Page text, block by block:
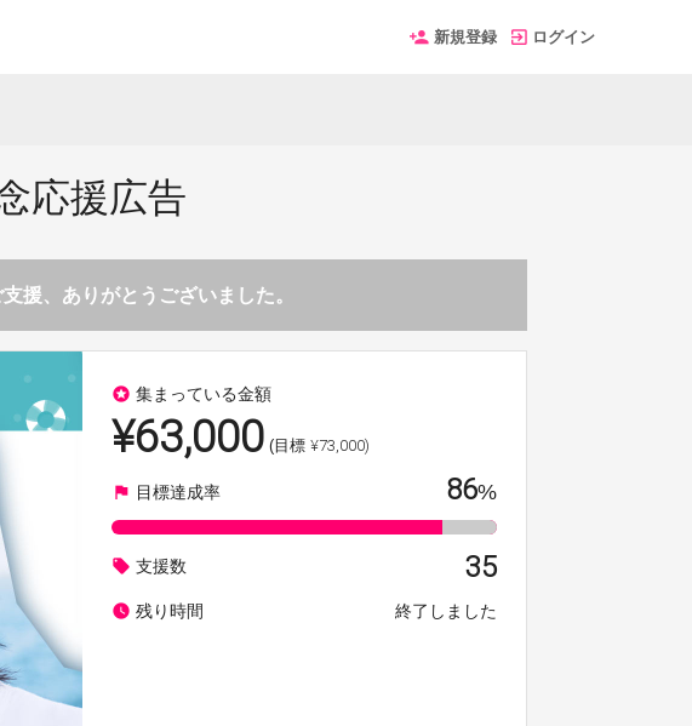
新規登録 ログイン
応援広告
援、ありがとうございました。
stars 集まっている金額
¥63,000 (目標 ¥73,000)
flag 目標達成率 86%
local_offer 支援数 35
watch_later 残り時間 終了しました